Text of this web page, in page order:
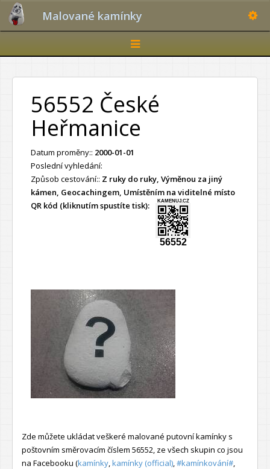
Malované kamínky
Toggle
navigation
56552 České
Heřmanice
Datum proměny:: 2000-01-01
Poslední vyhledání:
Způsob cestování:: Z ruky do ruky, Výměnou za jiný
kámen, Geocachingem, Umístěním na viditelné místo
QR kód (kliknutím spustíte tisk):
KAMENUJ.CZ
56552
Zde můžete ukládat veškeré malované putovní kamínky s
poštovním směrovacím číslem 56552, ze všech skupin co jsou
na Facebooku (kamínky kamínky (official) #kamínkování#